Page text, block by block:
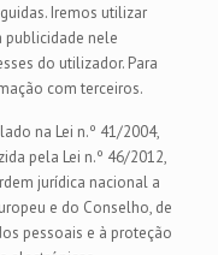
Iremos utilizar
publicidade nele
do utilizador. Para
com terceiros.
na Lei n.º 41/2004,
pela Lei n.º 46/2012,
jurídica nacional a
e do Conselho, de
pessoais e à proteção